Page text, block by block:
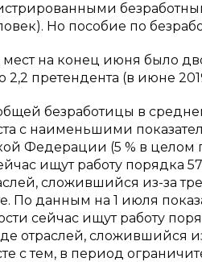
Но пособие по
на конец июня было
претендента (в июне
безработицы в
с наименьшими
Федерации (5 % в целом
ищут работу порядка
сложившийся из-за
По данным на 1 июля
сейчас ищут работу
отраслей, сложившийся
с тем, в период